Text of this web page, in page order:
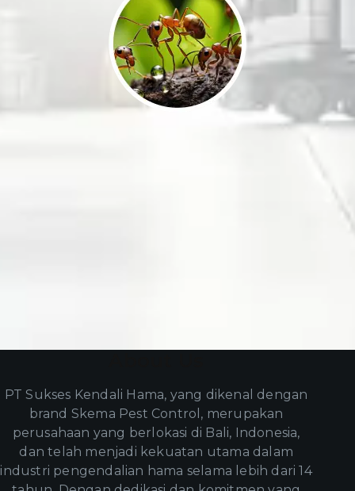
PT Sukses Kendali Hama, yang dikenal dengan
brand Skema Pest Control, merupakan
perusahaan yang berlokasi di Bali, Indonesia,
dan telah menjadi kekuatan utama dalam
industri pengendalian hama selama lebih dari 14